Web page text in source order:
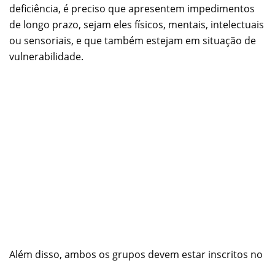
deficiência, é preciso que apresentem impedimentos
de longo prazo, sejam eles físicos, mentais, intelectuais
ou sensoriais, e que também estejam em situação de
vulnerabilidade.
Além disso, ambos os grupos devem estar inscritos no